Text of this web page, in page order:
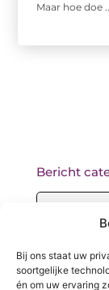
Bij ons staat uw
soortgelijke
én om uw ervaring
Maar hoe doe
Onze
Bericht